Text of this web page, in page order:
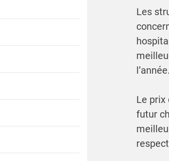
Les
l’année.
Le prix
futur